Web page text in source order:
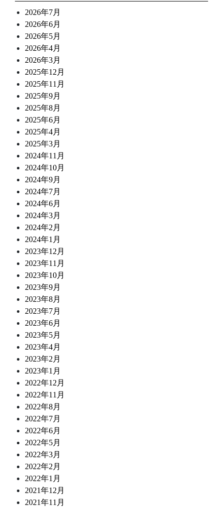
2026年7月
2026年6月
2026年5月
2026年4月
2026年3月
2025年12月
2025年11月
2025年9月
2025年8月
2025年6月
2025年4月
2025年3月
2024年11月
2024年10月
2024年9月
2024年7月
2024年6月
2024年3月
2024年2月
2024年1月
2023年12月
2023年11月
2023年10月
2023年9月
2023年8月
2023年7月
2023年6月
2023年5月
2023年4月
2023年2月
2023年1月
2022年12月
2022年11月
2022年8月
2022年7月
2022年6月
2022年5月
2022年3月
2022年2月
2022年1月
2021年12月
2021年11月